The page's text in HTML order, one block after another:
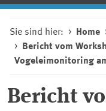
Sie sind hier: Home
Bericht vom
Vogeleimonitoring
Bericht